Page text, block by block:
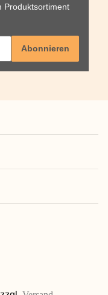
Produktsortiment
Abonnieren